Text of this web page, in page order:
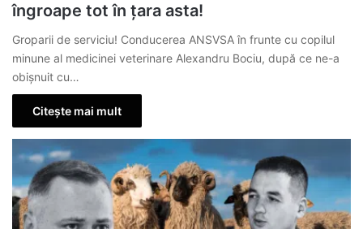
îngroape tot în țara asta!
Groparii de serviciu! Conducerea ANSVSA în frunte cu copilul
minune al medicinei veterinare Alexandru Bociu, după ce ne-a
obișnuit cu…
Citește mai mult